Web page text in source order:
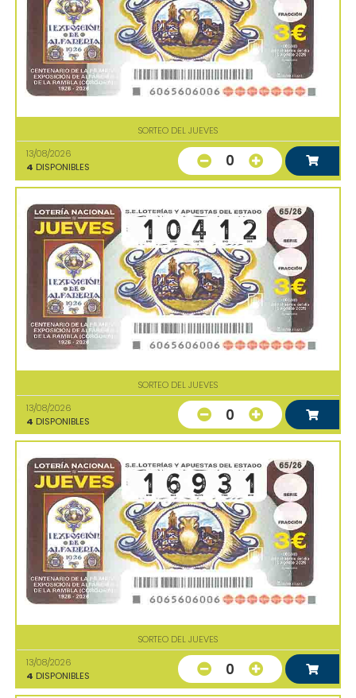
SORTEO DEL JUEVES
13/08/2026
4 DISPONIBLES 0
SORTEO DEL JUEVES
13/08/2026
4 DISPONIBLES 0
SORTEO DEL JUEVES
13/08/2026
4 DISPONIBLES 0